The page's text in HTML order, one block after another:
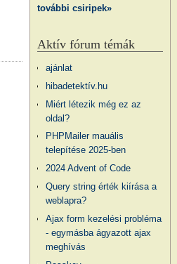
további csiripek»
Aktív fórum témák
ajánlat
hibadetektív.hu
Miért létezik még ez az
oldal?
PHPMailer mauális
telepítése 2025-ben
2024 Advent of Code
Query string érték kiírása a
weblapra?
Ajax form kezelési probléma
- egymásba ágyazott ajax
meghívás